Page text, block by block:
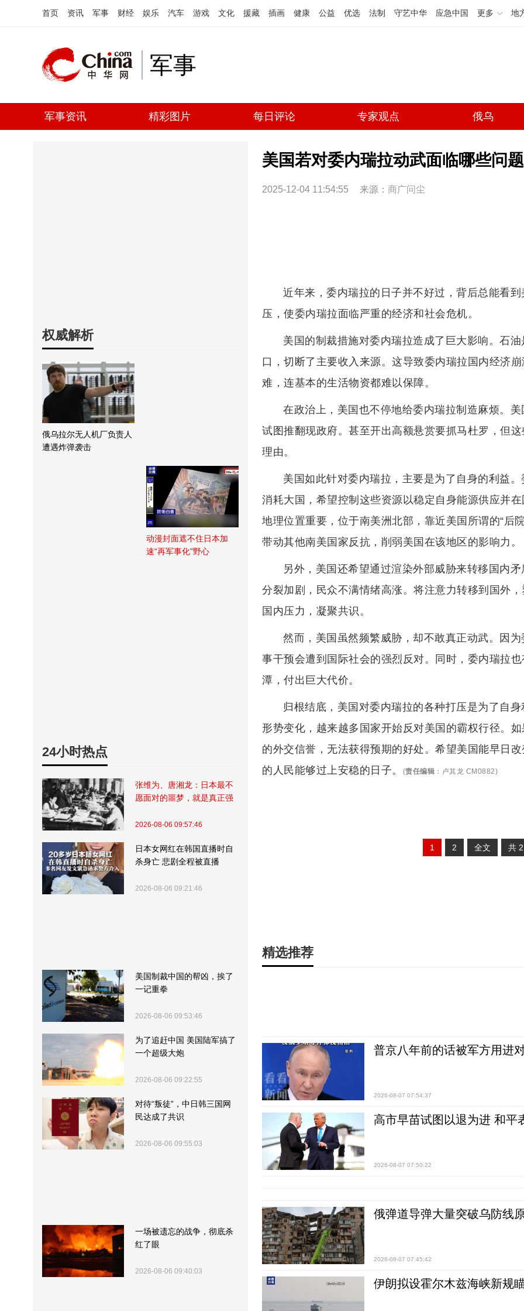
首页 资讯 军事 财经 娱乐 汽车 游戏 文化 援藏 插画 健康 公益 优选 法制 守艺中华 应急中国 更多 地
军事
军事资讯 精彩图片 每日评论 专家观点 俄乌
权威解析
俄乌拉尔无人机厂负责人
遭遇炸弹袭击
动漫封面遮不住日本加
速“再军事化”野心
24小时热点
张维为、唐湘龙：日本最不
愿面对的噩梦，就是真正强
2026-08-06 09:57:46
日本女网红在韩国直播时自
杀身亡 悲剧全程被直播
2026-08-06 09:21:46
美国制裁中国的帮凶，挨了
一记重拳
2026-08-06 09:53:46
为了追赶中国 美国陆军搞了
一个超级大炮
2026-08-06 09:22:55
对待“叛徒”，中日韩三国网
民达成了共识
2026-08-06 09:55:03
一场被遗忘的战争，彻底杀
红了眼
2026-08-06 09:40:03
美国若对委内瑞拉动武面临哪些问
2025-12-04 11:54:55 来源： 商广问尘
近年来，委内瑞拉的日子并不好过，背后总能看
压，使委内瑞拉面临严重的经济和社会危机。
美国的制裁措施对委内瑞拉造成了巨大影响。石
口，切断了主要收入来源。这导致委内瑞拉国内经济
难，连基本的生活物资都难以保障。
在政治上，美国也不停地给委内瑞拉制造麻烦。
试图推翻现政府。甚至开出高额悬赏要抓马杜罗，但
理由。
美国如此针对委内瑞拉，主要是为了自身的利益
消耗大国，希望控制这些资源以稳定自身能源供应并
地理位置重要，位于南美洲北部，靠近美国所谓的“后
带动其他南美国家反抗，削弱美国在该地区的影响力。
另外，美国还希望通过渲染外部威胁来转移国内
分裂加剧，民众不满情绪高涨。将注意力转移到国外
国内压力，凝聚共识。
然而，美国虽然频繁威胁，却不敢真正动武。因
事干预会遭到国际社会的强烈反对。同时，委内瑞拉
潭，付出巨大代价。
归根结底，美国对委内瑞拉的各种打压是为了自
形势变化，越来越多国家开始反对美国的霸权行径。
的外交信誉，无法获得预期的好处。希望美国能早日
的人民能够过上安稳的日子。
(责任编辑 ： 卢其龙 CM0882)
1 2 全文 共 2
精选推荐
普京八年前的话被军方用进
2026-08-07 07:54:37
高市早苗试图以退为进 和平
2026-08-07 07:50:22
俄弹道导弹大量突破乌防线
2026-08-07 07:45:42
伊朗拟设霍尔木兹海峡新规